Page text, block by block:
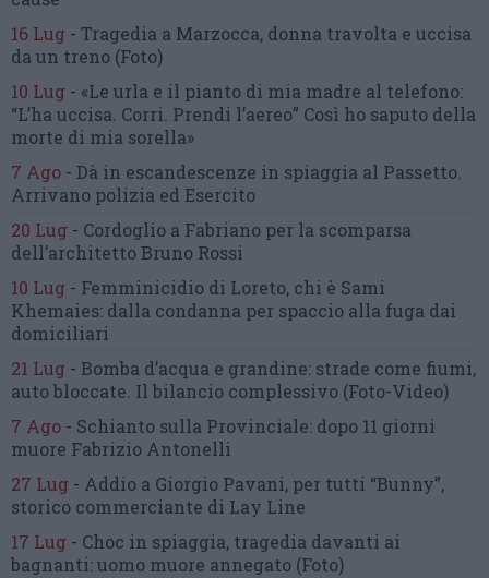
16 Lug - Tragedia a Marzocca, donna travolta e uccisa
da un treno (Foto)
10 Lug - «Le urla e il pianto di mia madre al telefono:
“L’ha uccisa. Corri. Prendi l’aereo” Così ho saputo della
morte di mia sorella»
7 Ago - Dà in escandescenze in spiaggia al Passetto.
Arrivano polizia ed Esercito
20 Lug - Cordoglio a Fabriano per la scomparsa
dell’architetto Bruno Rossi
10 Lug - Femminicidio di Loreto, chi è Sami
Khemaies: dalla condanna per spaccio alla fuga dai
domiciliari
21 Lug - Bomba d’acqua e grandine: strade come fiumi,
auto bloccate. Il bilancio complessivo (Foto-Video)
7 Ago - Schianto sulla Provinciale: dopo 11 giorni
muore Fabrizio Antonelli
27 Lug - Addio a Giorgio Pavani, per tutti “Bunny”,
storico commerciante di Lay Line
17 Lug - Choc in spiaggia, tragedia davanti ai
bagnanti:uomo muore annegato (Foto)